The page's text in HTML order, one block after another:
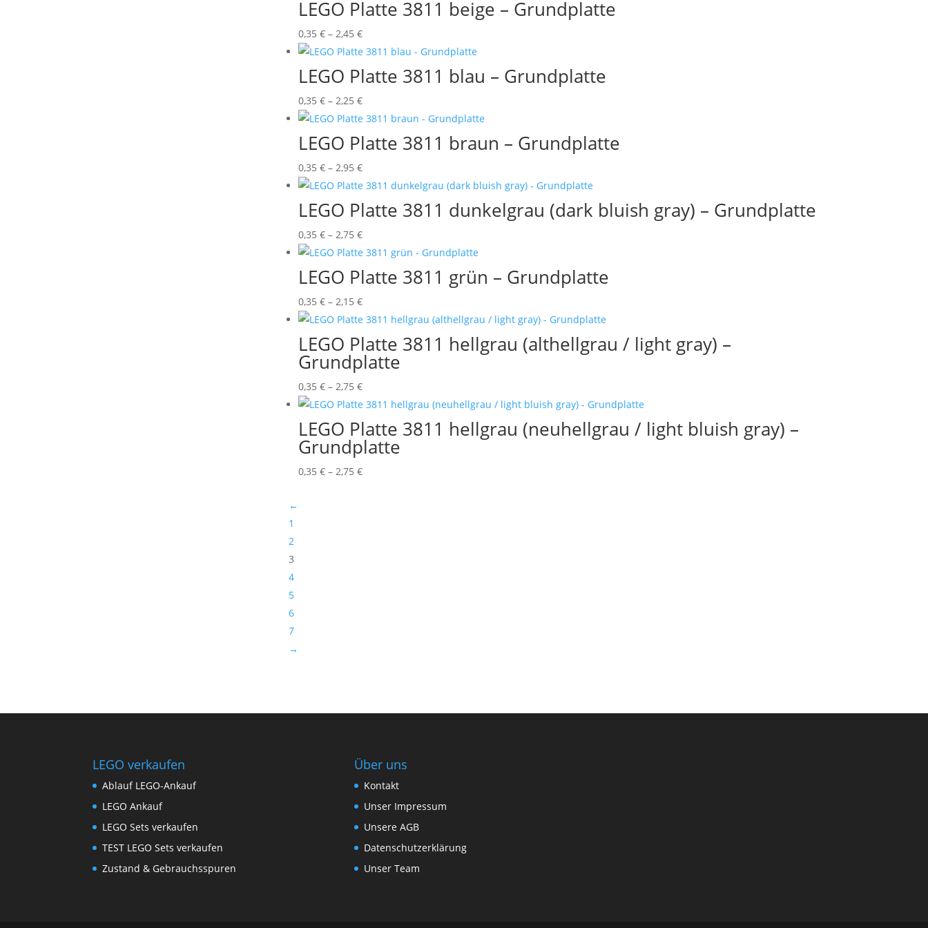
2,85 €
LEGO Platte 3811 beige – Grundplatte
0,35 € – 2,45 €Preisspanne:
0,35 €
bis
2,45 €
LEGO Platte 3811 blau – Grundplatte
0,35 € – 2,25 €Preisspanne:
0,35 €
bis
2,25 €
LEGO Platte 3811 braun – Grundplatte
0,35 € – 2,95 €Preisspanne:
0,35 €
bis
2,95 €
LEGO Platte 3811 dunkelgrau (dark bluish gray) – Grundplatte
0,35 € – 2,75 €Preisspanne:
0,35 €
bis
2,75 €
LEGO Platte 3811 grün – Grundplatte
0,35 € – 2,15 €Preisspanne:
0,35 €
bis
2,15 €
LEGO Platte 3811 hellgrau (althellgrau / light gray) –
Grundplatte
0,35 € – 2,75 €Preisspanne:
0,35 €
bis
2,75 €
LEGO Platte 3811 hellgrau (neuhellgrau / light bluish gray) –
Grundplatte
0,35 € – 2,75 €Preisspanne:
←
1
2
3
4
5
6
7
→
LEGO verkaufen
Ablauf LEGO-Ankauf
LEGO Ankauf
LEGO Sets verkaufen
TEST LEGO Sets verkaufen
Zustand & Gebrauchsspuren
Über uns
Kontakt
Unser Impressum
Unsere AGB
Datenschutzerklärung
Unser Team